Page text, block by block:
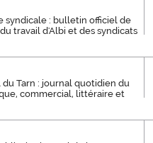
syndicale : bulletin officiel de
travail d'Albi et des syndicats
du Tarn : journal quotidien du
commercial, littéraire et